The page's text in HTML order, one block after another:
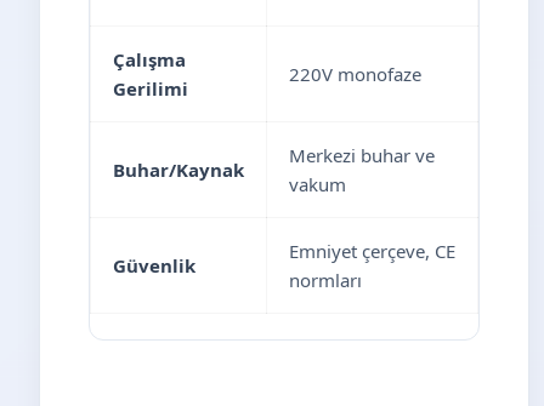
Çalışma
Gerilimi
220V monofaze
Buhar/Kaynak
Merkezi buhar ve
vakum
Güvenlik
Emniyet çerçeve, CE
normları